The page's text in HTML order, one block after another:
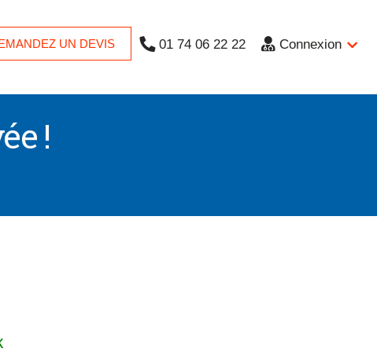
Connexion
01 74 06 22 22
UN DEVIS
!